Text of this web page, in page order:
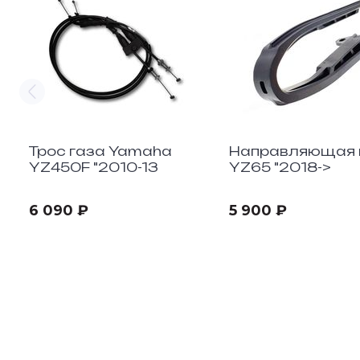
Трос газа Yamaha
YZ450F "2010-13
6 090 ₽
Направляющая
YZ65 "2018->
5 900 ₽